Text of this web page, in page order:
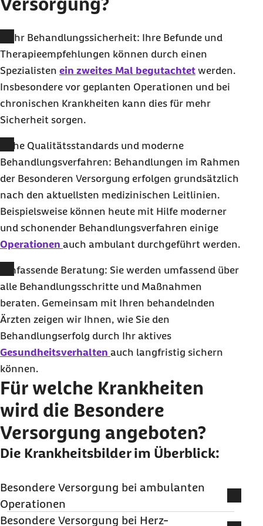
Mehr Behandlungssicherheit: Ihre Befunde und
Therapieempfehlungen können durch einen
Spezialisten ein zweites Mal begutachtet werden.
Insbesondere vor geplanten Operationen und bei
chronischen Krankheiten kann dies für mehr
Sicherheit sorgen.
Hohe Qualitätsstandards und moderne
Behandlungsverfahren: Behandlungen im Rahmen
der Besonderen Versorgung erfolgen grundsätzlich
nach den aktuellsten medizinischen Leitlinien.
Beispielsweise können heute mit Hilfe moderner
und schonender Behandlungsverfahren einige
Operationen auch ambulant durchgeführt werden.
Umfassende Beratung: Sie werden umfassend über
alle Behandlungsschritte und Maßnahmen
beraten. Gemeinsam mit Ihren behandelnden
Ärzten zeigen wir Ihnen, wie Sie den
Behandlungserfolg durch Ihr aktives
Gesundheitsverhalten auch langfristig sichern
können.
Für welche Krankheiten
wird die Besondere
Versorgung angeboten?
Die Krankheitsbilder im Überblick:
Besondere Versorgung bei ambulanten
Operationen
Wir haben mit ausgewählten Gesundheitspartnern nahezu
Besondere Versorgung bei Herz-